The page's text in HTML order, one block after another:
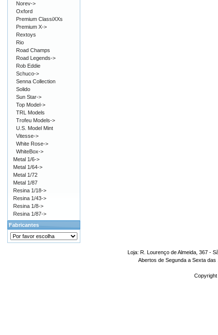
Norev->
Oxford
Premium ClassiXXs
Premium X->
Rextoys
Rio
Road Champs
Road Legends->
Rob Eddie
Schuco->
Senna Collection
Solido
Sun Star->
Top Model->
TRL Models
Trofeu Models->
U.S. Model Mint
Vitesse->
White Rose->
WhiteBox->
Metal 1/6->
Metal 1/64->
Metal 1/72
Metal 1/87
Resina 1/18->
Resina 1/43->
Resina 1/8->
Resina 1/87->
Fabricantes
Loja: R. Lourenço de Almeida, 367 -
Abertos de Segunda a Sexta